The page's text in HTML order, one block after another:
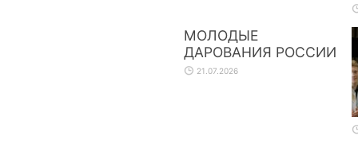
МОЛОДЫЕ
ДАРОВАНИЯ РОССИИ
21.07.2026